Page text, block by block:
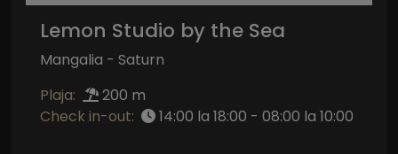
Lemon Studio by the Sea
Mangalia - Saturn
Plaja:
200 m
Check in-out:
14:00 la 18:00 - 08:00 la 10:00